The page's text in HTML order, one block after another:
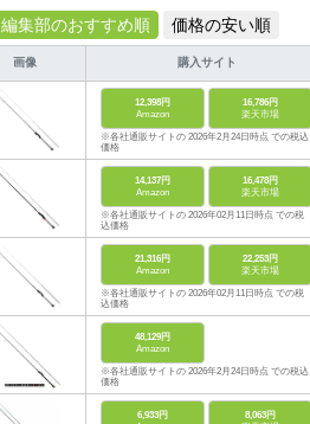
編集部のおすすめ順 価格の安い順
画像 購入サイト
12,398円
Amazon
16,786円
楽天市場
※各社通販サイトの 2026年2月24日時点 での税込
価格
14,137円
Amazon
16,478円
楽天市場
※各社通販サイトの 2026年02月11日時点 での税
込価格
21,316円
Amazon
22,253円
楽天市場
※各社通販サイトの 2026年02月11日時点 での税
込価格
48,129円
Amazon
※各社通販サイトの 2026年2月24日時点 での税込
価格
6,933円
8,063円